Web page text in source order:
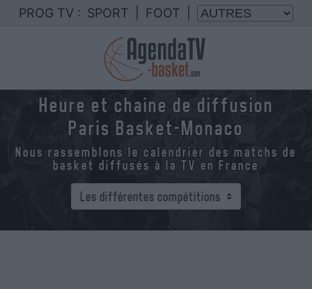
PROG TV : SPORT FOOT
Heure et chaine de diffusion
Paris Basket-Monaco
Nous rassemblons le calendrier des matchs de
basket diffusés à la TV en France